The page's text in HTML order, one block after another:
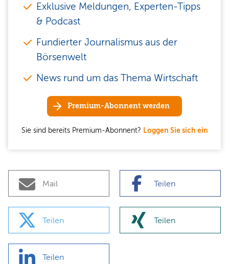
Exklusive Meldungen, Experten-Tipps
& Podcast
Fundierter Journalismus aus der
Börsenwelt
News rund um das Thema Wirtschaft
Premium-Abonnent werden
Sie sind bereits Premium-Abonnent? Loggen Sie sich ein
Mail Teilen
Teilen Teilen
Teilen